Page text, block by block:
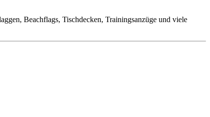
Beachflags, Tischdecken, Trainingsanzüge und viele